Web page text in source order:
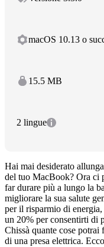
macOS 10.13 o
15.5 MB
2 lingue
Hai mai desiderato
del tuo MacBook? Ora ci
far durare più a lungo la
migliorare la sua salute
per il risparmio di
un 20% per consentirti di
Chissà quante cose
di una presa elettrica.